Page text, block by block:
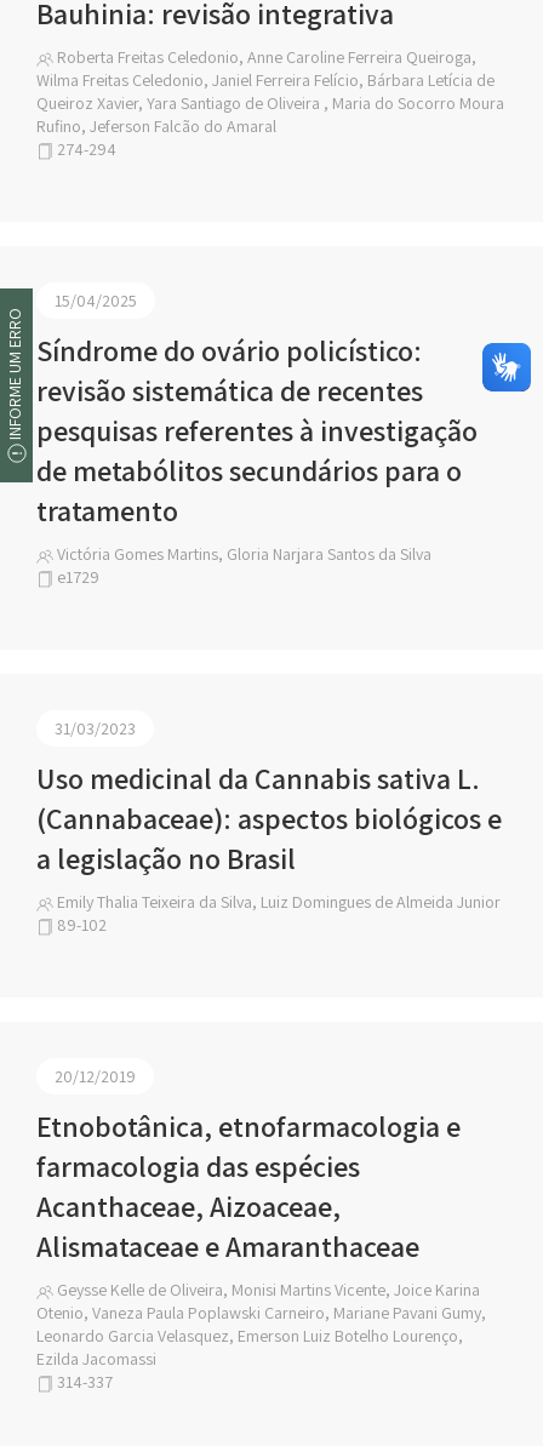
Bauhinia: revisão integrativa
Roberta Freitas Celedonio, Anne Caroline Ferreira Queiroga,
Wilma Freitas Celedonio, Janiel Ferreira Felício, Bárbara Letícia de
Queiroz Xavier, Yara Santiago de Oliveira , Maria do Socorro Moura
Rufino, Jeferson Falcão do Amaral
274-294
15/04/2025
Síndrome do ovário policístico:
revisão sistemática de recentes
pesquisas referentes à investigação
de metabólitos secundários para o
tratamento
Victória Gomes Martins, Gloria Narjara Santos da Silva
e1729
31/03/2023
Uso medicinal da Cannabis sativa L.
(Cannabaceae): aspectos biológicos e
a legislação no Brasil
Emily Thalia Teixeira da Silva, Luiz Domingues de Almeida Junior
89-102
20/12/2019
Etnobotânica, etnofarmacologia e
farmacologia das espécies
Acanthaceae, Aizoaceae,
Alismataceae e Amaranthaceae
Geysse Kelle de Oliveira, Monisi Martins Vicente, Joice Karina
Otenio, Vaneza Paula Poplawski Carneiro, Mariane Pavani Gumy,
Leonardo Garcia Velasquez, Emerson Luiz Botelho Lourenço,
Ezilda Jacomassi
314-337
INFORME UM ERRO